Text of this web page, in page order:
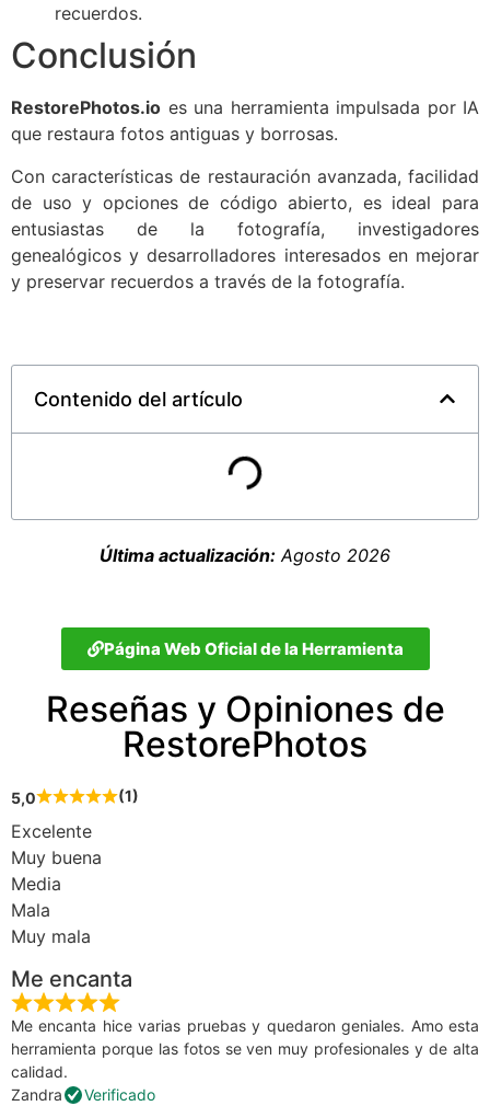
recuerdos.
Conclusión
RestorePhotos.io es una herramienta impulsada por IA
que restaura fotos antiguas y borrosas.
Con características de restauración avanzada, facilidad
de uso y opciones de código abierto, es ideal para
entusiastas de la fotografía, investigadores
genealógicos y desarrolladores interesados en mejorar
y preservar recuerdos a través de la fotografía.
Contenido del artículo
Última actualización: Agosto 2026
Página Web Oficial de la Herramienta
Reseñas y Opiniones de
RestorePhotos
5,0 (1)
Excelente
Muy buena
Media
Mala
Muy mala
Me encanta
Me encanta hice varias pruebas y quedaron geniales. Amo esta
herramienta porque las fotos se ven muy profesionales y de alta
calidad.
Zandra
Verificado